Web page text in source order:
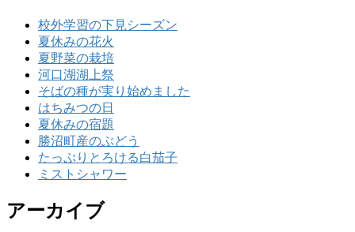
校外学習の下見シーズン
夏休みの花火
夏野菜の栽培
河口湖湖上祭
そばの種が実り始めました
はちみつの日
夏休みの宿題
勝沼町産のぶどう
たっぷりとろける白茄子
ミストシャワー
アーカイブ